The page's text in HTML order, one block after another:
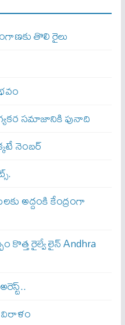
తొలి రైలు
సమాజానికి పునాది
నెంబ‌ర్‌
అద్దంకి కేంద్రంగా
కొత్త రైల్వే లైన్‌ Andhra
విరాళం